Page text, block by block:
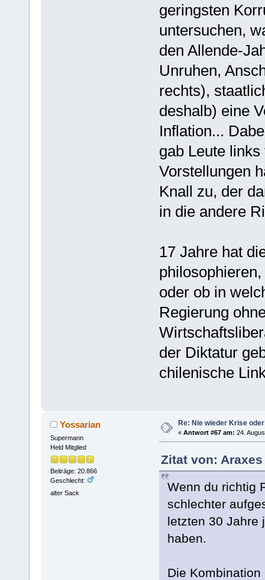
geringsten
untersuchen,
den Allende-
Unruhen,
rechts),
deshalb) eine
Inflation...
gab Leute
Vorstellungen
Knall zu, der
in die andere
17 Jahre hat
oder ob in
Regierung
der Diktatur
chilenische
Yossarian
Supermann
Held Mitglied
Beiträge: 20.866
Geschlecht:
alter Sack
Re: Nie wieder Krise
« Antwort #67 am: 24.
Zitat von: Araxes
Wenn du richtig
schlechter
letzten 30 Jahre
haben.
Die